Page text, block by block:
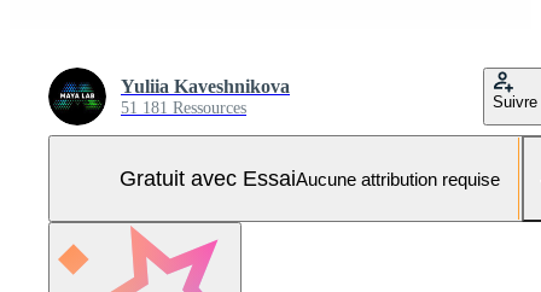
Yuliia Kaveshnikova
51 181 Ressources Suivre
Gratuit avec EssaiAucune attribution requise